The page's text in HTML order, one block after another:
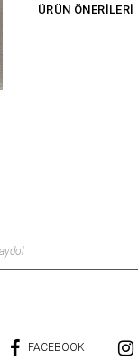
ÜRÜN ÖNERILERI
FACEBOOK